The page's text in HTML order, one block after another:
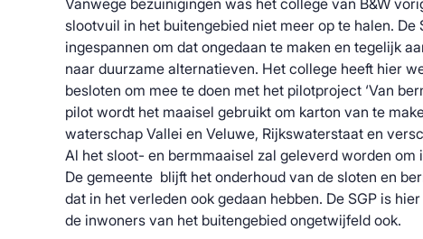
Vanwege bezuinigingen was het college van B&W
slootvuil in het buitengebied niet meer op te halen. De
ingespannen om dat ongedaan te maken en tegelijk
naar duurzame alternatieven. Het college heeft hier
besloten om mee te doen met het pilotproject ‘Van
pilot wordt het maaisel gebruikt om karton van te
waterschap Vallei en Veluwe, Rijkswaterstaat en
Al het sloot- en bermmaaisel zal geleverd worden om
De gemeente blijft het onderhoud van de sloten en
dat in het verleden ook gedaan hebben. De SGP is
de inwoners van het buitengebied ongetwijfeld ook.